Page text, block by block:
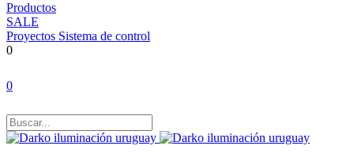
Productos
SALE
Proyectos Sistema de control
0
0